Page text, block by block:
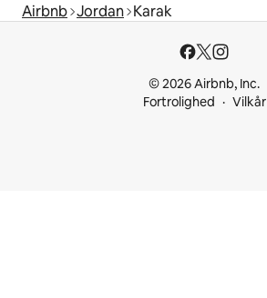
Airbnb Jordan Karak
© 2026 Airbnb, Inc.
Fortrolighed
Vilkår